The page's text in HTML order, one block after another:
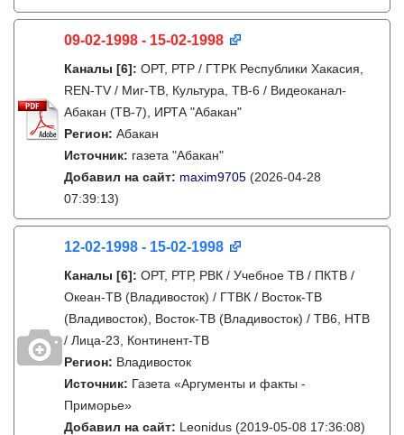
09-02-1998 - 15-02-1998
Каналы [6]: ОРТ, РТР / ГТРК Республики Хакасия,
REN-TV / Миг-ТВ, Культура, ТВ-6 / Видеоканал-
Абакан (ТВ-7), ИРТА "Абакан"
Регион: Абакан
Источник: газета "Абакан"
Добавил на сайт: maxim9705 (2026-04-28
07:39:13)
12-02-1998 - 15-02-1998
Каналы [6]: ОРТ, РТР, РВК / Учебное ТВ / ПКТВ /
Океан-ТВ (Владивосток) / ГТВК / Восток-ТВ
(Владивосток), Восток-ТВ (Владивосток) / ТВ6, НТВ
/ Лица-23, Континент-ТВ
Регион: Владивосток
Источник: Газета «Аргументы и факты -
Приморье»
Добавил на сайт: Leonidus (2019-05-08 17:36:08)